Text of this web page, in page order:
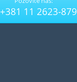
+381 11 2623-879